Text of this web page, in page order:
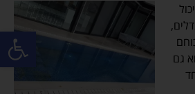
פתח
גם